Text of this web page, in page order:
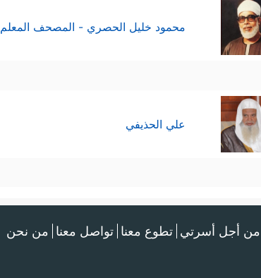
محمود خليل الحصري - المصحف المعلم
علي الحذيفي
من أجل أسرتي تطوع معنا تواصل معنا من نحن